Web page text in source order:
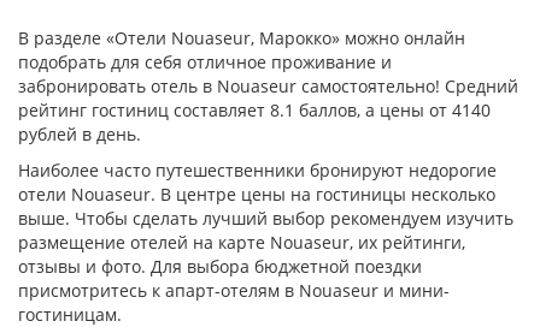
В разделе «Отели Nouaseur, Марокко» можно онлайн
подобрать для себя отличное проживание и
забронировать отель в Nouaseur самостоятельно! Средний
рейтинг гостиниц составляет 8.1 баллов, а цены от 4140
рублей в день.
Наиболее часто путешественники бронируют недорогие
отели Nouaseur. В центре цены на гостиницы несколько
выше. Чтобы сделать лучший выбор рекомендуем изучить
размещение отелей на карте Nouaseur, их рейтинги,
отзывы и фото. Для выбора бюджетной поездки
присмотритесь к апарт-отелям в Nouaseur и мини-
гостиницам.